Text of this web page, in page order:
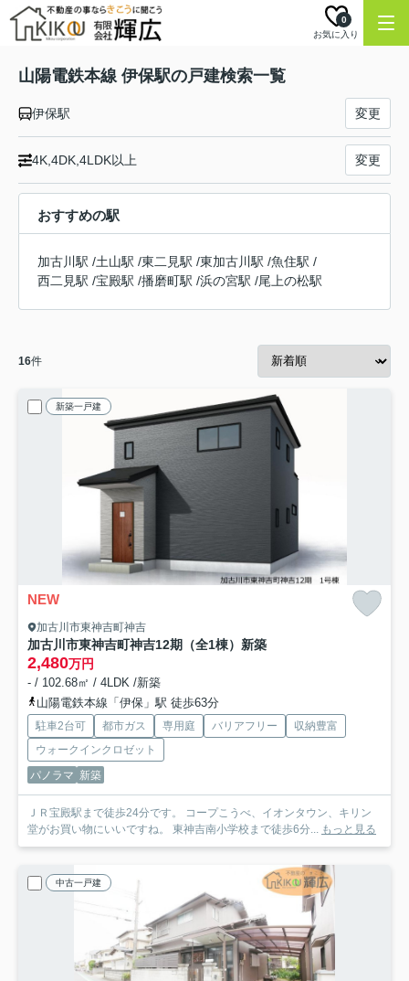
お気に入り
0
山陽電鉄本線 伊保駅の戸建検索一覧
伊保駅 変更
4K,4DK,4LDK以上 変更
おすすめの駅
加古川駅 /土山駅 /東二見駅 /東加古川駅 /魚住駅 /
西二見駅 /宝殿駅 /播磨町駅 /浜の宮駅 /尾上の松駅
16件
新築一戸建
NEW
加古川市東神吉町神吉
加古川市東神吉町神吉12期（全1棟）新築
2,480万円
- / 102.68㎡ / 4LDK /新築
山陽電鉄本線「伊保」駅 徒歩63分
駐車2台可 都市ガス 専用庭 バリアフリー
収納豊富
ウォークインクロゼット
パノラマ 新築
ＪＲ宝殿駅まで徒歩24分です。 コープこうべ、イオンタウン、キリン
堂がお買い物にいいですね。 東神吉南小学校まで徒歩6分... もっと見る
中古一戸建